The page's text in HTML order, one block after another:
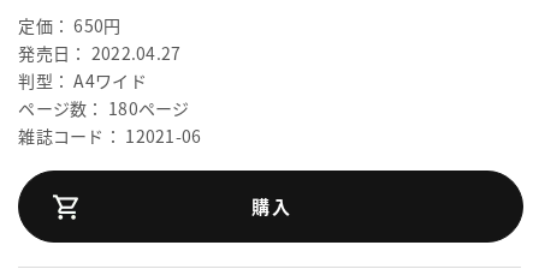
定価： 650円
発売日： 2022.04.27
判型： A4ワイド
ページ数： 180ページ
雑誌コード： 12021-06
購入